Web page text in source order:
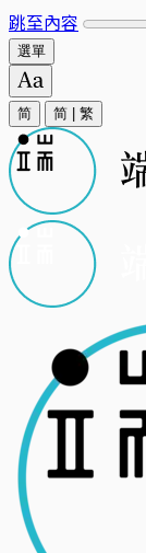
跳至內容
選單
简 简 繁